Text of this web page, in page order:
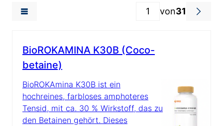
von31
BioROKAMINA K30B (Coco-
betaine)
BioROKAmina K30B ist ein
hochreines, farbloses amphoteres
Tensid, mit ca. 30 % Wirkstoff, das zu
den Betainen gehört. Dieses